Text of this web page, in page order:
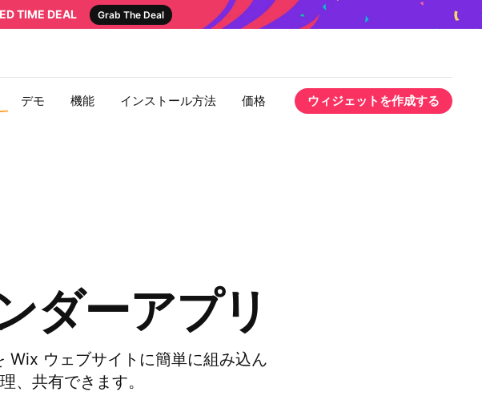
TIME DEAL Grab The Deal
デモ 機能 インストール方法 価格 ウィジェットを作成する
ダーアプリ
Wix ウェブサイトに簡単に組み込ん
、共有できます。